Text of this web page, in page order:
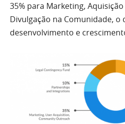
35% para Marketing,
Divulgação na Comunidade, o
desenvolvimento e